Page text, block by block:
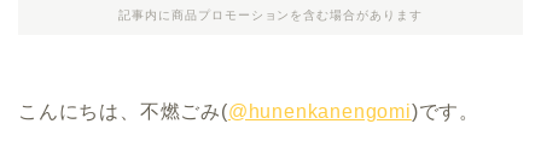
記事内に商品プロモーションを含む場合があります
こんにちは、不燃ごみ(@hunenkanengomi)です。